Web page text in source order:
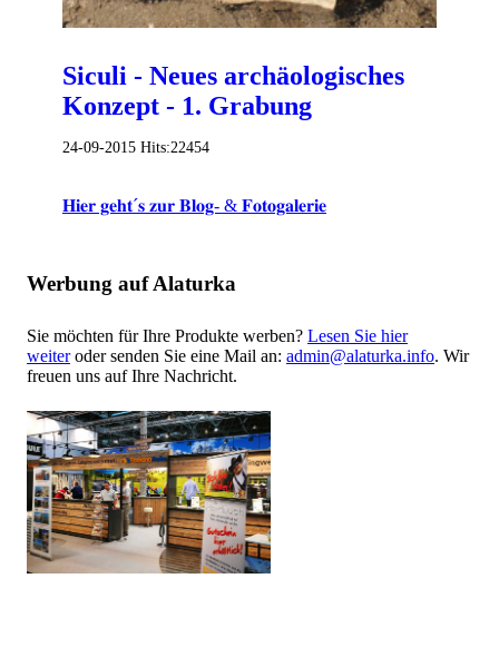
Siculi - Neues archäologisches
Konzept - 1. Grabung
24-09-2015 Hits:22454
𝐇𝐢𝐞𝐫 𝐠𝐞𝐡𝐭´𝐬 𝐳𝐮𝐫 𝐁𝐥𝐨𝐠- & 𝐅𝐨𝐭𝐨𝐠𝐚𝐥𝐞𝐫𝐢𝐞
Werbung auf Alaturka
Sie möchten für Ihre Produkte werben? Lesen Sie hier
weiteroder senden Sie eine Mail an: admin@alaturka.info. Wir
freuen uns auf Ihre Nachricht.